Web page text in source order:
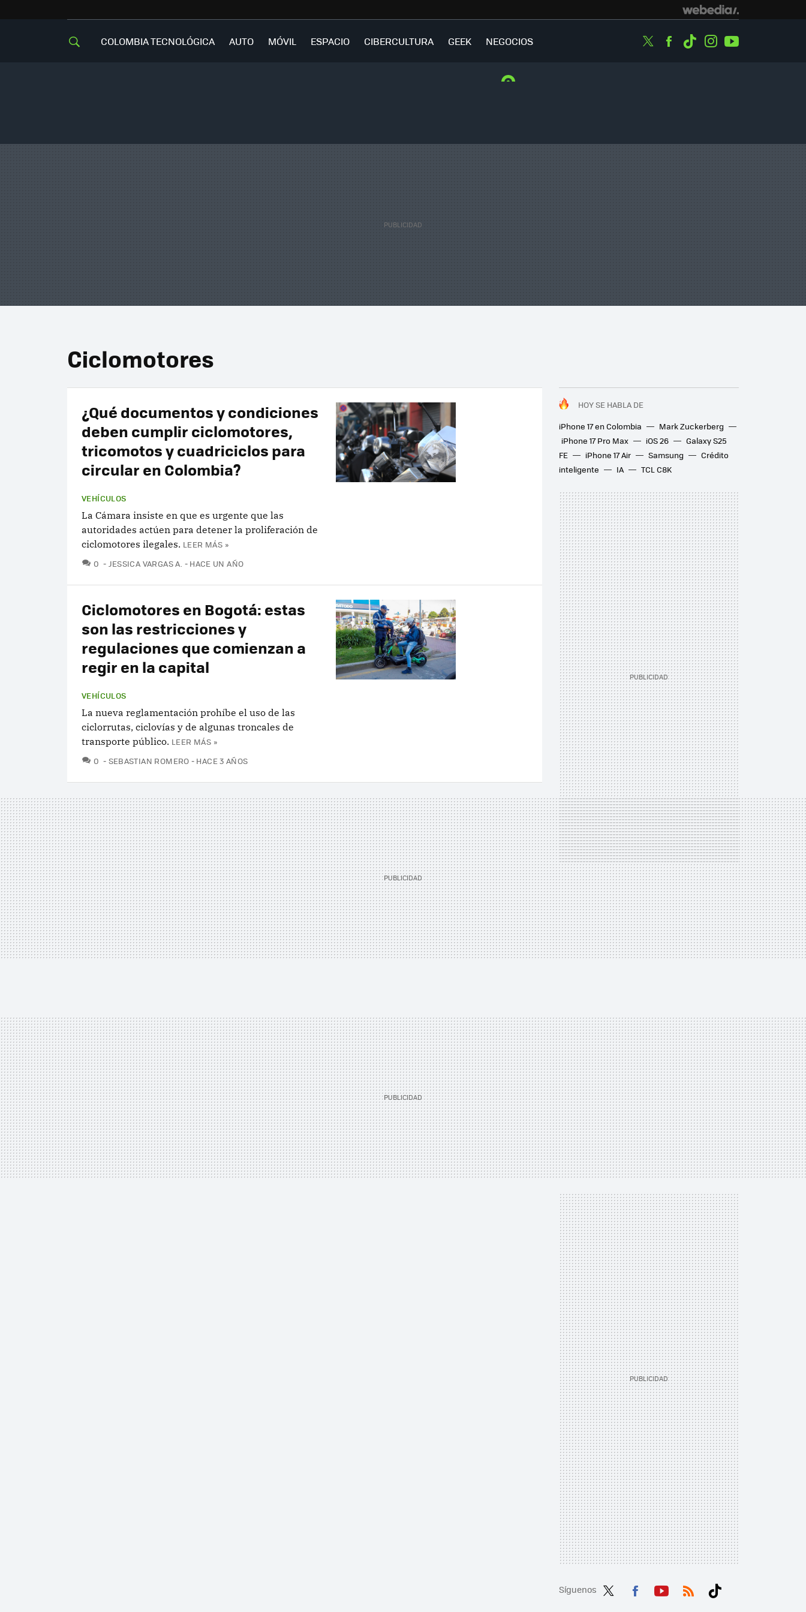
COLOMBIA TECNOLÓGICA AUTO MÓVIL ESPACIO CIBERCULTURA GEEK NEGOCIOS TwitterFacebook
TiktokInstagram
Ciclomotores
HOY SE HABLA DE
iPhone 17 en Colombia
Mark Zuckerberg
iPhone 17 Pro Max
iOS 26
Galaxy S25
FE
iPhone 17 Air Samsung
Crédito
inteligente
IA TCL C8K
¿Qué documentos y condiciones
deben cumplir ciclomotores,
tricomotos y cuadriciclos para
circular en Colombia?
VEHÍCULOS
La Cámara insiste en que es urgente que las
autoridades actúen para detener la proliferación de
ciclomotores ilegales. LEER MÁS »
0 COMENTARIOS
JESSICA VARGAS A. HACE UN AÑO
Ciclomotores en Bogotá: estas
son las restricciones y
regulaciones que comienzan a
regir en la capital
VEHÍCULOS
La nueva reglamentación prohíbe el uso de las
ciclorrutas, ciclovías y de algunas troncales de
transporte público. LEER MÁS »
0 COMENTARIOS
SEBASTIAN ROMERO HACE 3 AÑOS
Síguenos